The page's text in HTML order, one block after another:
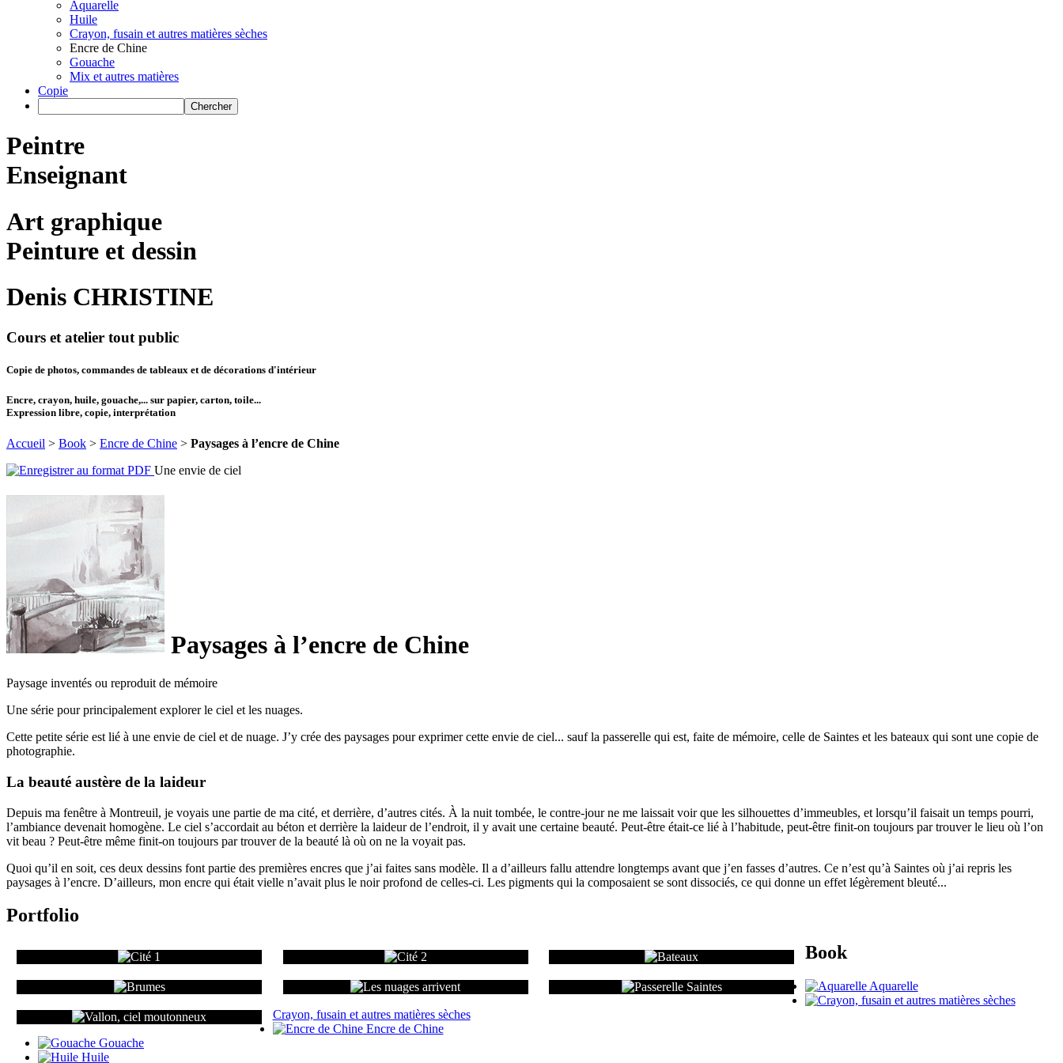
Aquarelle
Huile
Crayon, fusain et autres matières sèches
Encre de Chine
Gouache
Mix et autres matières
Copie
Peintre
Enseignant
Art graphique
Peinture et dessin
Denis CHRISTINE
Cours et atelier tout public
Copie de photos, commandes de tableaux et de décorations d'intérieur
Encre, crayon, huile, gouache,... sur papier, carton, toile...
Expression libre, copie, interprétation
Accueil > Book > Encre de Chine > Paysages à l’encre de Chine
Une envie de ciel
Paysages à l’encre de Chine
Paysage inventés ou reproduit de mémoire
Une série pour principalement explorer le ciel et les nuages.
Cette petite série est lié à une envie de ciel et de nuage. J’y crée des paysages pour exprimer cette envie de ciel... sauf la passerelle qui est, faite de mémoire, celle de Saintes et les bateaux qui sont une copie de
photographie.
La beauté austère de la laideur
Depuis ma fenêtre à Montreuil, je voyais une partie de ma cité, et derrière, d’autres cités. À la nuit tombée, le contre-jour ne me laissait voir que les silhouettes d’immeubles, et lorsqu’il faisait un temps pourri,
l’ambiance devenait homogène. Le ciel s’accordait au béton et derrière la laideur de l’endroit, il y avait une certaine beauté. Peut-être était-ce lié à l’habitude, peut-être finit-on toujours par trouver le lieu où l’on
vit beau ? Peut-être même finit-on toujours par trouver de la beauté là où on ne la voyait pas.
Quoi qu’il en soit, ces deux dessins font partie des premières encres que j’ai faites sans modèle. Il a d’ailleurs fallu attendre longtemps avant que j’en fasses d’autres. Ce n’est qu’à Saintes où j’ai repris les
paysages à l’encre. D’ailleurs, mon encre qui était vielle n’avait plus le noir profond de celles-ci. Les pigments qui la composaient se sont dissociés, ce qui donne un effet légèrement bleuté...
Portfolio
Book
Aquarelle
Crayon, fusain et autres matières sèches
Encre de Chine
Gouache
Huile